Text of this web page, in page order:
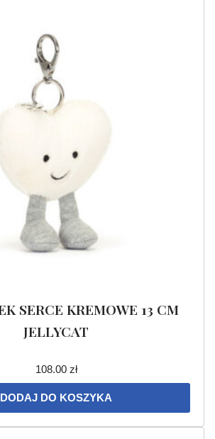
SERCE KREMOWE 13 CM
JELLYCAT
108.00 zł
DODAJ DO KOSZYKA